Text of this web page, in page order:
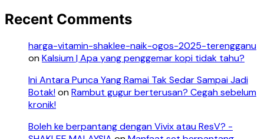
Recent Comments
harga-vitamin-shaklee-naik-ogos-2025-terengganu
onKalsium | Apa yang penggemar kopi tidak tahu?
Ini Antara Punca Yang Ramai Tak Sedar Sampai Jadi
Botak!onRambut gugur berterusan? Cegah sebelum
kronik!
Boleh ke berpantang dengan Vivix atau ResV? -